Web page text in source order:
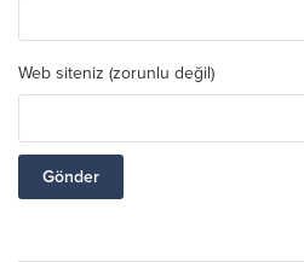
Web siteniz (zorunlu değil)